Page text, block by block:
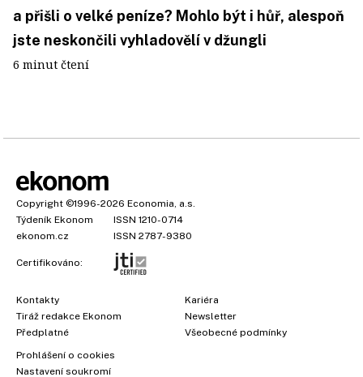
a přišli o velké peníze? Mohlo být i hůř, alespoň
jste neskončili vyhladovělí v džungli
6 minut čtení
Copyright ©1996-2026 Economia, a.s.
Týdeník Ekonom
ISSN 1210-0714
ekonom.cz
ISSN 2787-9380
Certifikováno:
Kontakty
Tiráž redakce Ekonom
Předplatné
Kariéra
Newsletter
Všeobecné podmínky
Prohlášení o cookies
Nastavení soukromí